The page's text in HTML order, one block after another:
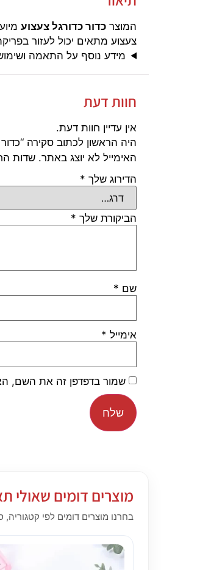
המוצר כדור כדורגל צעצוע
צעצוע מתאים יכול לעזור
מידע נוסף על התאמה
חוות דעת
אין עדיין חוות דעת.
היה הראשון לכתוב סקירה “כדור
האימייל לא יוצג באתר. שדות
הדירוג שלך *
הביקורת שלך *
שם *
אימייל *
שמור בדפדפן זה את השם,
מוצרים דומים שאולי
בחרנו מוצרים דומים לפי קטגוריה,